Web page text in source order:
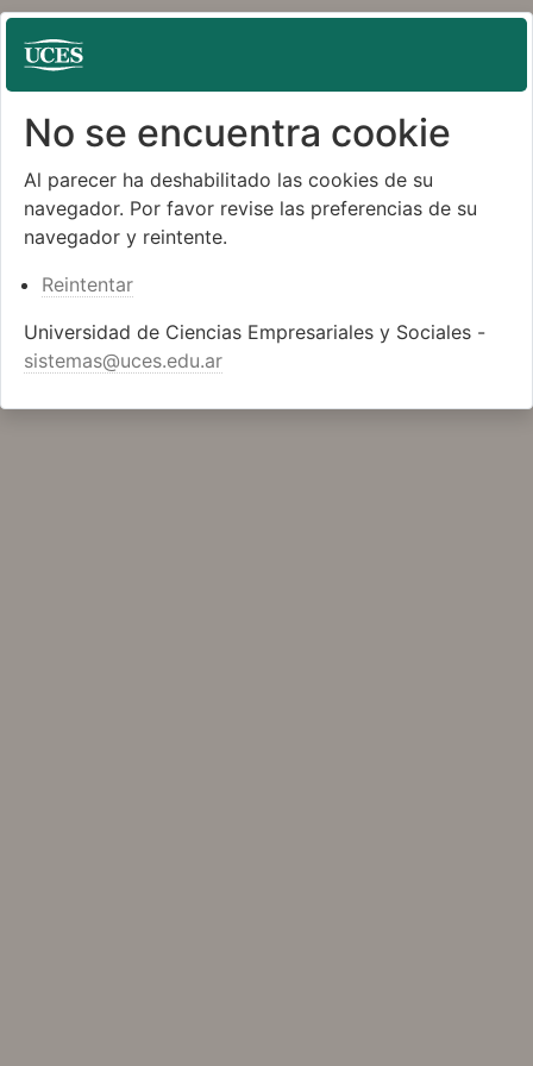
No se encuentra cookie
Al parecer ha deshabilitado las cookies de su
navegador. Por favor revise las preferencias de su
navegador y reintente.
Reintentar
Universidad de Ciencias Empresariales y Sociales -
sistemas@uces.edu.ar